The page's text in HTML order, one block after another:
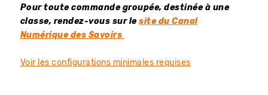
Pour toute commande groupée, destinée à une
classe, rendez-vous sur lesite du Canal
Numérique des Savoirs
Voir les configurations minimales requises